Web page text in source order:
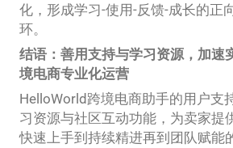
化，形成学习-使用-反馈-成长的正
环。
结语：善用支持与学习资源，加速
境电商专业化运营
HelloWorld跨境电商助手的用户支
习资源与社区互动功能，为卖家提
快速上手到持续精进再到团队赋能